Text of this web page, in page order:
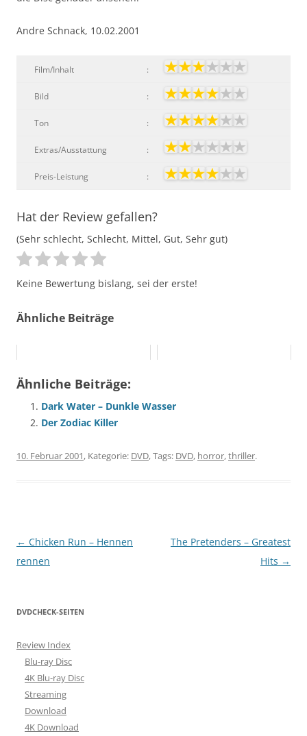
Andre Schnack, 10.02.2001
Film/Inhalt :
Bild :
Ton :
Extras/Ausstattung :
Preis-Leistung :
Hat der Review gefallen?
(Sehr schlecht, Schlecht, Mittel, Gut, Sehr gut)
Keine Bewertung bislang, sei der erste!
Ähnliche Beiträge
Ähnliche Beiträge:
Dark Water – Dunkle Wasser
Der Zodiac Killer
10. Februar 2001, Kategorie: DVD, Tags: DVD, horror,thriller.
Beitragsnavigation
← Chicken Run – Hennen
rennen
The Pretenders – Greatest
Hits →
DVDCHECK-SEITEN
Review Index
Blu-ray Disc
4K Blu-ray Disc
Streaming
Download
4K Download